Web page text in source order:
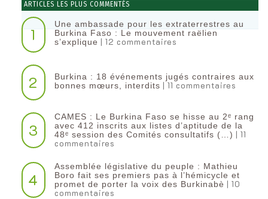
ARTICLES LES PLUS COMMENTÉS
1
Une ambassade pour les extraterrestres au
Burkina Faso : Le mouvement raëlien
s’explique | 12 commentaires
2
Burkina : 18 événements jugés contraires aux
bonnes mœurs, interdits | 11 commentaires
3
CAMES : Le Burkina Faso se hisse au 2ᵉ rang
avec 412 inscrits aux listes d’aptitude de la
48ᵉ session des Comités consultatifs (…) | 11
commentaires
4
Assemblée législative du peuple : Mathieu
Boro fait ses premiers pas à l’hémicycle et
promet de porter la voix des Burkinabè | 10
commentaires